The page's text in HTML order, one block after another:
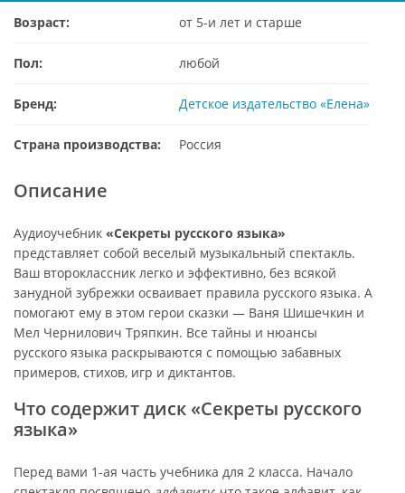
Возраст: от 5-и лет и старше
Пол: любой
Бренд: Детское издательство «Елена»
Страна производства: Россия
Описание
Аудиоучебник «Секреты русского языка»
представляет собой веселый музыкальный спектакль.
Ваш второклассник легко и эффективно, без всякой
занудной зубрежки осваивает правила русского языка. А
помогают ему в этом герои сказки — Ваня Шишечкин и
Мел Чернилович Тряпкин. Все тайны и нюансы
русского языка раскрываются с помощью забавных
примеров, стихов, игр и диктантов.
Что содержит диск «Секреты русского
языка»
Перед вами 1-ая часть учебника для 2 класса. Начало